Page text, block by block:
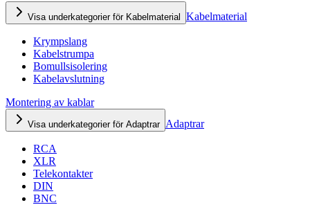
Visa underkategorier för Kabelmaterial Kabelmaterial
Krympslang
Kabelstrumpa
Bomullsisolering
Kabelavslutning
Montering av kablar
Visa underkategorier för Adaptrar Adaptrar
RCA
XLR
Telekontakter
DIN
BNC